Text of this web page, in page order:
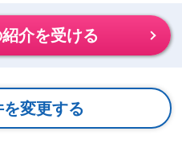
介を受ける
変更する